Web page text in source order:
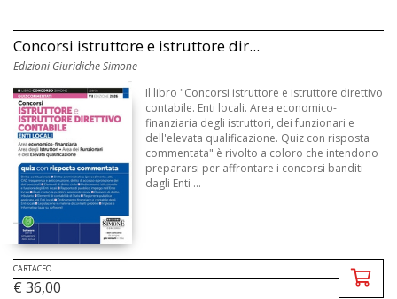
Concorsi istruttore e istruttore dir...
Edizioni Giuridiche Simone
Il libro "Concorsi istruttore e istruttore direttivo
contabile. Enti locali. Area economico-
finanziaria degli istruttori, dei funzionari e
dell'elevata qualificazione. Quiz con risposta
commentata" è rivolto a coloro che intendono
prepararsi per affrontare i concorsi banditi
dagli Enti ...
CARTACEO
€ 36,00